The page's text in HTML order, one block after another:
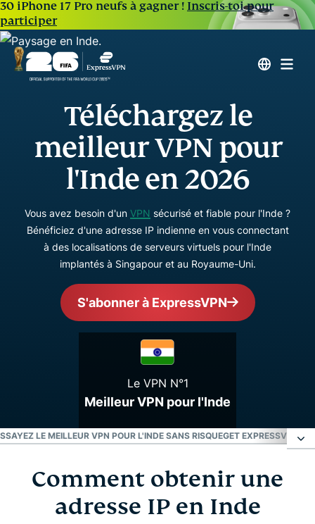
30 iPhone 17 Pro neufs à gagner ! Inscris-toi pour
participer
Téléchargez le
meilleur VPN pour
l'Inde en 2026
Vous avez besoin d'un VPN sécurisé et fiable pour l'Inde ?
Bénéficiez d'une adresse IP indienne en vous connectant
à des localisations de serveurs virtuels pour l'Inde
implantés à Singapour et au Royaume-Uni.
S'abonner à ExpressVPN
Le VPN N°1
Meilleur VPN pour l'Inde
LE MEILLEUR VPN POUR L'INDE SANS RISQUEGET EXPRESSVPN
Comment obtenir une adresse IP en Inde
Des serveurs VPN pour l'Inde
Comment obtenir une
adresse IP en Inde